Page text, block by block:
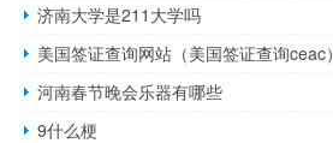
济南大学是211大学吗
美国签证查询网站（美国签证查询ceac）
河南春节晚会乐器有哪些
9什么梗